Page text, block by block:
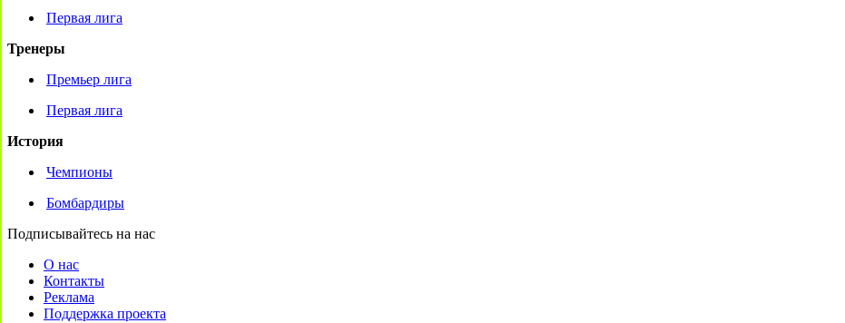
Первая лига
Тренеры
Премьер лига
Первая лига
История
Чемпионы
Бомбардиры
Подписывайтесь на нас
О нас
Контакты
Реклама
Поддержка проекта